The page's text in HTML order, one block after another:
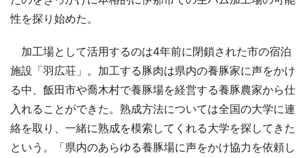
性を探り始めた。
加工場として活用するのは4年前に閉鎖された市の宿泊
施設「羽広荘」。加工する豚肉は県内の養豚家に声をかけ
る中、飯田市や喬木村で養豚場を経営する養豚農家から仕
入れることができた。熟成方法については全国の大学に連
絡を取り、一緒に熟成を模索してくれる大学を探してきた
という。「県内のあらゆる養豚場に声をかけ協力を依頼し